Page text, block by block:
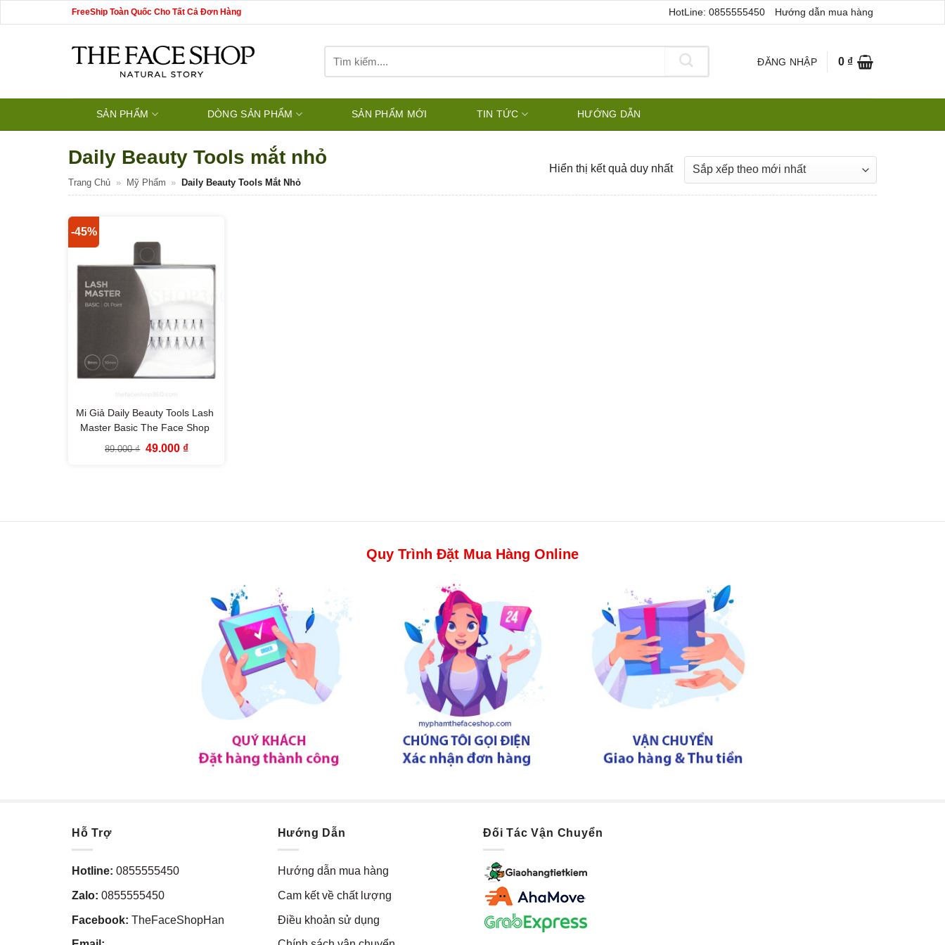
qua
FreeShip Toàn Quốc Cho Tất Cả Đơn Hàng HotLine: 0855555450 Hướng dẫn mua hàng
kiếm:
ĐĂNG NHẬP 0 ₫
SẢN PHẨM DÒNG SẢN PHẨM SẢN PHẨM MỚI TIN TỨC HƯỚNG DẪN
Daily Beauty Tools mắt nhỏ
Trang Chủ » Mỹ Phẩm » Daily Beauty Tools Mắt Nhỏ
Hiển thị kết quả duy nhất
-45%
Mi Giả Daily Beauty Tools Lash
Master Basic The Face Shop
89.000₫ Giá
49.000 ₫Giá
Quy Trình Đặt Mua Hàng Online
Hỗ Trợ
Hotline: 0855555450
Zalo: 0855555450
Facebook: TheFaceShopHan
Hướng Dẫn
Hướng dẫn mua hàng
Cam kết về chất lượng
Điều khoản sử dụng
Đối Tác Vận Chuyển